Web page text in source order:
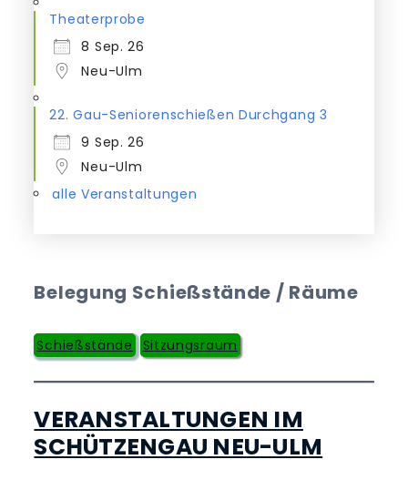
Theaterprobe
8 Sep. 26
Neu-Ulm
22. Gau-Seniorenschießen Durchgang 3
9 Sep. 26
Neu-Ulm
alle Veranstaltungen
Belegung Schießstände / Räume
Schießstände Sitzungsraum
VERANSTALTUNGEN IM
SCHÜTZENGAU NEU-ULM